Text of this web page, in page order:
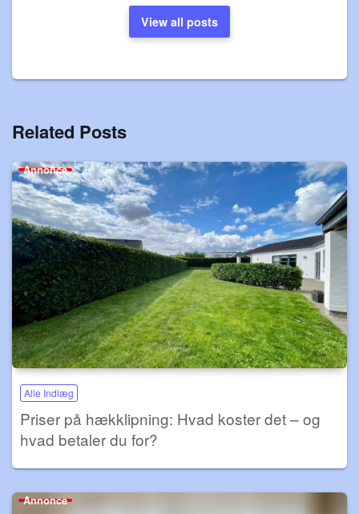
View all posts
Related Posts
Annonce
Alle Indlæg
Priser på hækklipning: Hvad koster det – og
hvad betaler du for?
Annonce